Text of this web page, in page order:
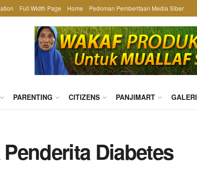
Full Width Page Home Pedoman Pemberitaan Media Siber
PARENTING CITIZENS PANJIMART GALERI
Diabetes